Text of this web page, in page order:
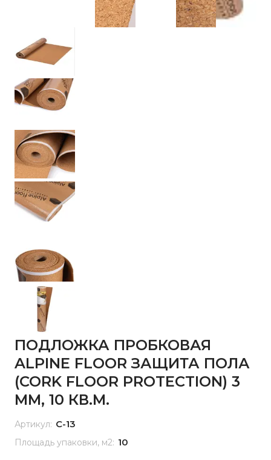
ПОДЛОЖКА ПРОБКОВАЯ
ALPINE FLOOR ЗАЩИТА ПОЛА
(CORK FLOOR PROTECTION) 3
ММ, 10 КВ.М.
Артикул: С-13
Площадь упаковки, м2: 10